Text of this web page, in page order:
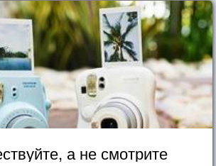
а не смотрите